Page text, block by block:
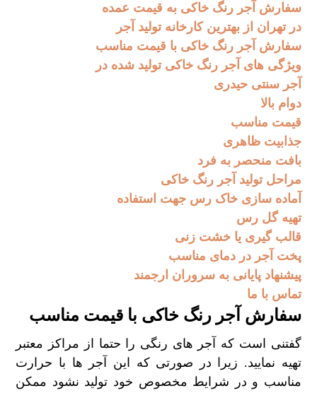
سفارش آجر رنگ خاکی به قیمت عمده
در تهران از بهترین کارخانه تولید آجر
سفارش آجر رنگ خاکی با قیمت مناسب
ویژگی های آجر رنگ خاکی تولید شده در
آجر سنتی حیدری
دوام بالا
قیمت مناسب
جذابیت ظاهری
بافت منحصر به فرد
مراحل تولید آجر رنگ خاکی
آماده سازی خاک رس جهت استفاده
تهیه گل رس
قالب گیری یا خشت زنی
پخت آجر در دمای مناسب
پیشنهاد پایانی به سروران ارجمند
تماس با ما
سفارش آجر رنگ خاکی با قیمت مناسب
گفتنی است که آجر های رنگی را حتما از مراکز معتبر
تهیه نمایید. زیرا در صورتی که این آجر ها با حرارت
مناسب و در شرایط مخصوص خود تولید نشود ممکن